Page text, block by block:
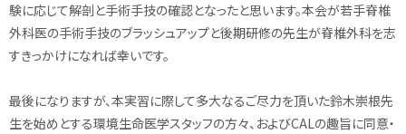
験に応じて解剖と手術手技の確認となったと思います。本会が若手脊椎
外科医の手術手技のブラッシュアップと後期研修の先生が脊椎外科を志
すきっかけになれば幸いです。
最後になりますが、本実習に際して多大なるご尽力を頂いた鈴木崇根先
生を始めとする環境生命医学スタッフの方々、およびCALの趣旨に同意・